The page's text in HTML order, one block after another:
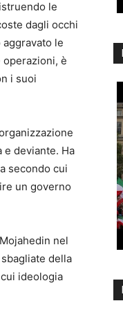
le
dagli occhi
le
operazioni, è
i suoi
e deviante. Ha
secondo cui
un governo
nel
della
ideologia